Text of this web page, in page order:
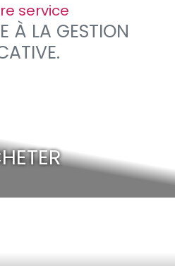
service
À LA GESTION